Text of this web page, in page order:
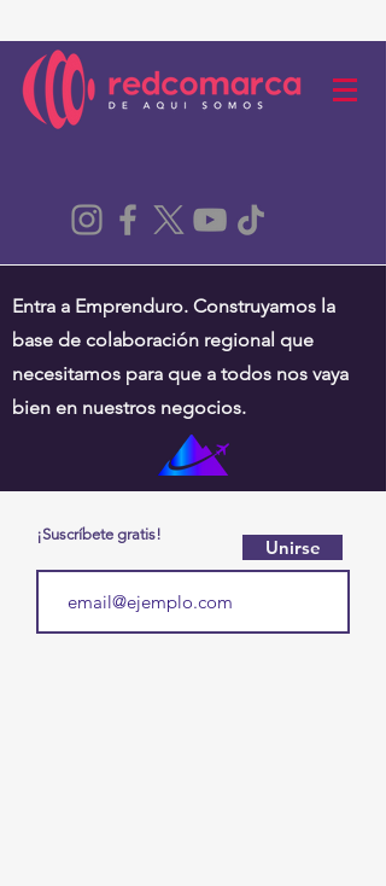
Entra a Emprenduro. Construyamos la
base de colaboración regional que
necesitamos para que a todos nos vaya
bien en nuestros negocios.
¡Suscríbete gratis!
Unirse